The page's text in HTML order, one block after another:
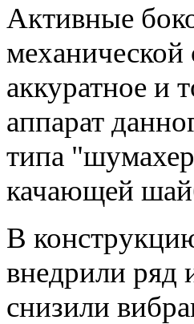
Активные
механической
аккуратное и
аппарат
типа
качающей
В
внедрили ряд
снизили